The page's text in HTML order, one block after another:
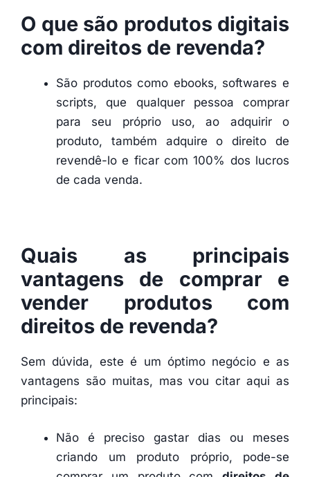
O que são produtos digitais
com direitos de revenda?
São produtos como ebooks, softwares e
scripts, que qualquer pessoa comprar
para seu próprio uso, ao adquirir o
produto, também adquire o direito de
revendê-lo e ficar com 100% dos lucros
de cada venda.
Quais as principais
vantagens de comprar e
vender produtos com
direitos de revenda?
Sem dúvida, este é um óptimo negócio e as
vantagens são muitas, mas vou citar aqui as
principais:
Não é preciso gastar dias ou meses
criando um produto próprio, pode-se